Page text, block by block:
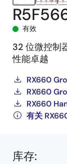
有效
32 位微控制
性能卓越
RX660
RX660
RX660
有关
库存: